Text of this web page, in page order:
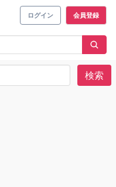
ログイン 会員登録
検索